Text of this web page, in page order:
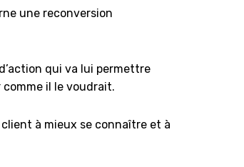
une reconversion
qui va lui permettre
comme il le voudrait.
à mieux se connaître et à